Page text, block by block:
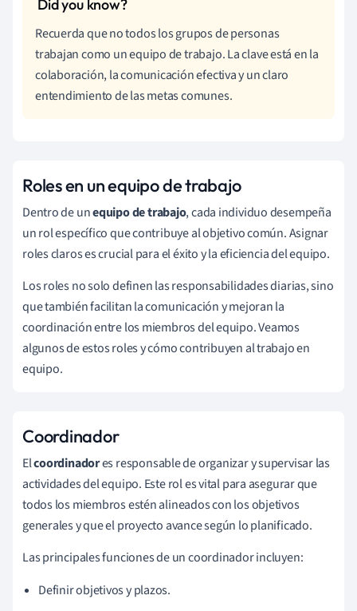
Recuerda que no todos los grupos de personas
trabajan como un equipo de trabajo. La clave está en la
colaboración, la comunicación efectiva y un claro
entendimiento de las metas comunes.
Roles en un equipo de trabajo
Dentro de unequipo de trabajo, cada individuo desempeña
un rol específico que contribuye al objetivo común. Asignar
roles claros es crucial para el éxito y la eficiencia del equipo.
Los roles no solo definen las responsabilidades diarias, sino
que también facilitan la comunicación y mejoran la
coordinación entre los miembros del equipo. Veamos
algunos de estos roles y cómo contribuyen al trabajo en
equipo.
Coordinador
Elcoordinadores responsable de organizar y supervisar las
actividades del equipo. Este rol es vital para asegurar que
todos los miembros estén alineados con los objetivos
generales y que el proyecto avance según lo planificado.
Las principales funciones de un coordinador incluyen:
Definir objetivos y plazos.